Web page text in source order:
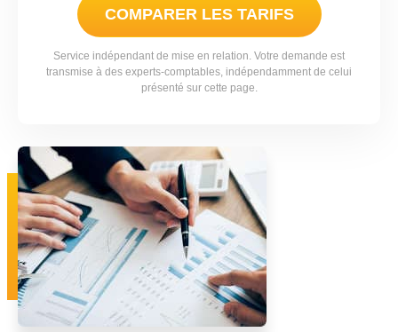
COMPARER LES TARIFS
Service indépendant de mise en relation. Votre demande est
transmise à des experts-comptables, indépendamment de celui
présenté sur cette page.